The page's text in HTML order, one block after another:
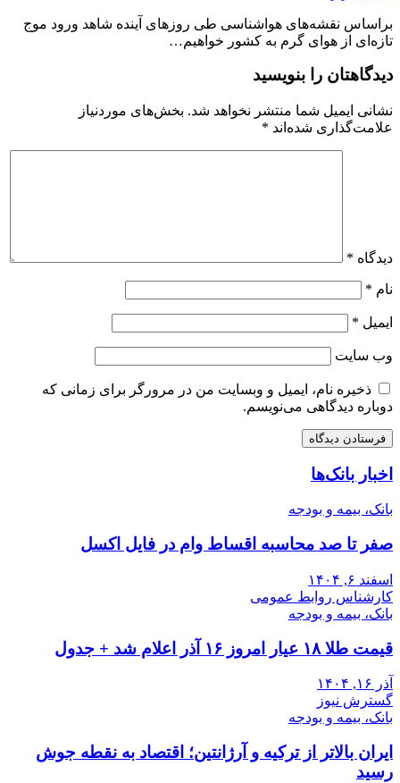
براساس نقشه‌های هواشناسی طی روزهای آینده شاهد ورود موج
تازه‌ای از هوای گرم به کشور خواهیم…
دیدگاهتان را بنویسید
نشانی ایمیل شما منتشر نخواهد شد. بخش‌های موردنیاز
علامت‌گذاری شده‌اند *
دیدگاه *
نام *
ایمیل *
وب‌ سایت
ذخیره نام، ایمیل و وبسایت من در مرورگر برای زمانی که
دوباره دیدگاهی می‌نویسم.
اخبار بانک‌ها
بانک، بیمه و بودجه
صفر تا صد محاسبه اقساط وام در فایل اکسل
اسفند ۶, ۱۴۰۴
کارشناس روابط عمومی
بانک، بیمه و بودجه
قیمت طلا ۱۸ عیار امروز ۱۶ آذر اعلام شد + جدول
آذر ۱۶, ۱۴۰۴
گسترش نیوز
بانک، بیمه و بودجه
ایران بالاتر از ترکیه و آرژانتین؛ اقتصاد به نقطه جوش
رسید